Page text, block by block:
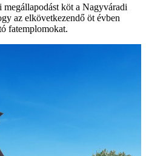
köt a Nagyváradi
az elkövetkezendő öt évben
fatemplomokat.